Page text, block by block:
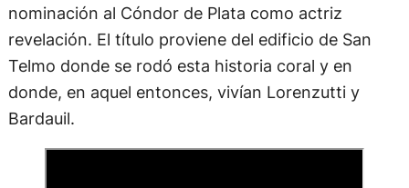
nominación al Cóndor de Plata como actriz
revelación. El título proviene del edificio de San
Telmo donde se rodó esta historia coral y en
donde, en aquel entonces, vivían Lorenzutti y
Bardauil.